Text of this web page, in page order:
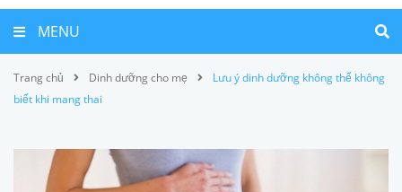
MENU
Trang chủ Dinh dưỡng cho mẹ
Lưu ý dinh dưỡng không thể không
biết khi mang thai